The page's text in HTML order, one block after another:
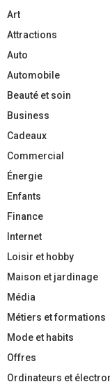
Art
Attractions
Auto
Automobile
Beauté et soin
Business
Cadeaux
Commercial
Énergie
Enfants
Finance
Internet
Loisir et hobby
Maison et jardinage
Média
Métiers et formations
Mode et habits
Offres
Ordinateurs et